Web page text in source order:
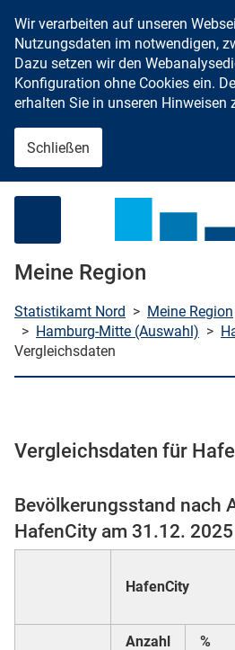
Zum
Wir verarbeiten auf unseren
Nutzungsdaten im notwendigen,
Dazu setzen wir den
Konfiguration ohne Cookies ein.
erhalten Sie in unseren Hinweisen
Schließen
Meine Region
Statistikamt Nord > Meine Region
> Hamburg-Mitte (Auswahl) >
Vergleichsdaten
Vergleichsdaten für
Bevölkerungsstand nach
HafenCity am 31.12. 2025
HafenCity
Anzahl %